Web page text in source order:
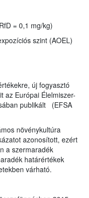
= 0,1 mg/kg)
szint (AOEL)
új fogyasztó
az Európai Élelmiszer-
publikált (EFSA
növénykultúra
azonosított, ezért
a szermaradék
határértékek
várható.